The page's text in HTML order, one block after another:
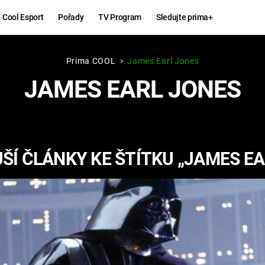
Cool Esport Pořady TV Program Sledujte prima+
Hry
KINGDOM
COME:
DELIVERANCE
ESPORT
Zábava
CHUCK
Prima COOL James Earl Jones
JAMES EARL JONES
ČLÁNKY KE ŠTÍTKU „JAMES